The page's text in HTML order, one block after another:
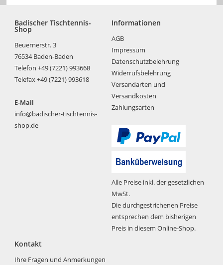
Badischer Tischtennis-
Shop
Beuernerstr. 3
76534 Baden-Baden
Telefon +49 (7221) 993668
Telefax +49 (7221) 993618
E-Mail
info@badischer-tischtennis-
shop.de
Informationen
AGB
Impressum
Datenschutzbelehrung
Widerrufsbelehrung
Versandarten und
Versandkosten
Zahlungsarten
Alle Preise inkl. der gesetzlichen
MwSt.
Die durchgestrichenen Preise
entsprechen dem bisherigen
Preis in diesem Online-Shop.
Kontakt
Ihre Fragen und Anmerkungen